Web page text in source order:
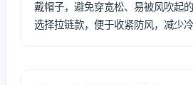
戴帽子，避免穿宽松、易被风吹起
选择拉链款，便于收紧防风，减少冷